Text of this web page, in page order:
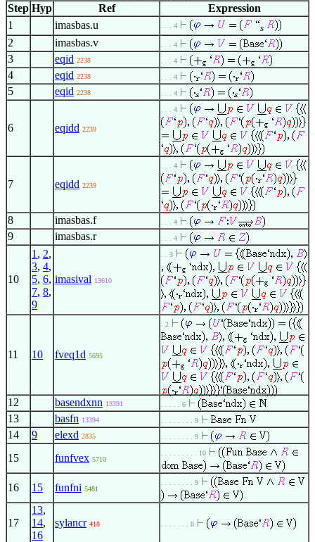
Step Hyp Ref
Expression
1
imasbas.u . . . 4 s
2 imasbas.v . . . 4
3 eqid 2238 . . . 4
4 eqid 2238 . . . 4
5 eqid 2238 . . . 4
6 eqidd 2239
. . . 4
7 eqidd 2239
. . . 4
8 imasbas.f . . . 4
9 imasbas.r . . . 4
10
1 , 2,
3, 4,
5, 6,
7, 8,
9
imasival 13610
. . 3
11 10 fveq1d 5695
. 2
12 basendxnn 13391 . . . . . 6
13 basfn 13394 . . . . . . . . 9
14 9 elexd 2835 . . . . . . . . 9
15 funfvex 5710
. . . . . . . . . 10
16 15 funfni 5481
. . . . . . . . 9
17
13,
14,
16
sylancr 418 . . . . . . . 8